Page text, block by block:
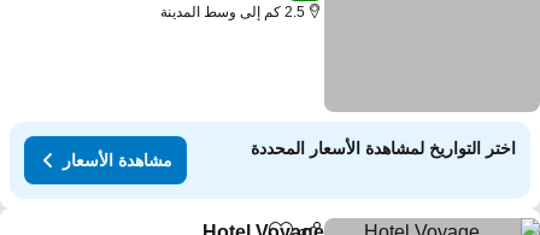
2.5 كم إلى وسط المدينة
اختر التواريخ لمشاهدة الأسعار المحددة
مشاهدة الأسعار